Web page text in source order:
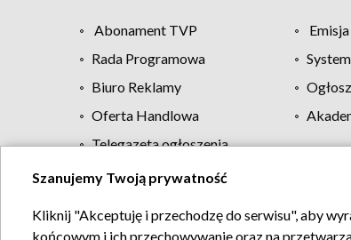
Abonament TVP
Rada Programowa
Biuro Reklamy
Oferta Handlowa
Telegazeta ogłoszenia
Regulamin
Szanujemy Twoją prywatność
Kliknij "Akceptuję i przechodzę do serwisu", aby
końcowym i ich przechowywanie oraz na